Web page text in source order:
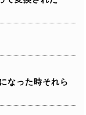
なった時それら